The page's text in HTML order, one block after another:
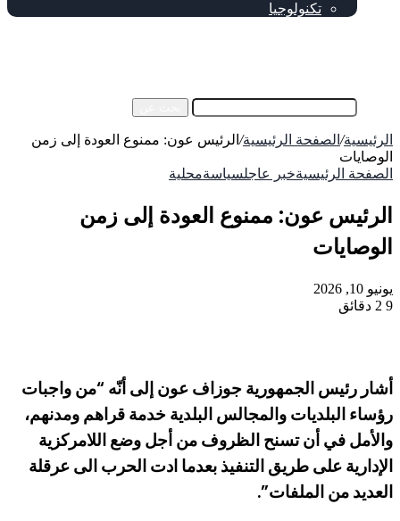
تكنولوجيا
الرئيسية/ الصفحة الرئيسية/ الرئيس عون: ممنوع العودة إلى زمن
الوصايات
الصفحة الرئيسيةخبر عاجلسياسةمحلية
الرئيس عون: ممنوع العودة إلى زمن
الوصايات
يونيو 10, 2026
9 2 دقائق
أشار رئيس الجمهورية جوزاف عون إلى أنّه “من واجبات
رؤساء البلديات والمجالس البلدية خدمة قراهم ومدنهم،
والأمل في أن تسنح الظروف من أجل وضع اللامركزية
الإدارية على طريق التنفيذ بعدما ادت الحرب الى عرقلة
العديد من الملفات”.